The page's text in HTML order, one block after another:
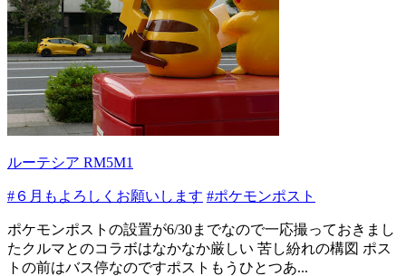
ルーテシア RM5M1
#６月もよろしくお願いします #ポケモンポスト
ポケモンポストの設置が6/30までなので一応撮っておきまし
たクルマとのコラボはなかなか厳しい 苦し紛れの構図 ポス
トの前はバス停なのですポストもうひとつあ...